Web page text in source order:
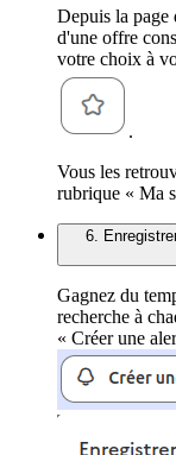
Depuis la page
d'une offre
votre choix à
.
Vous les
rubrique « Ma
6.
Gagnez du
recherche à
« Créer une